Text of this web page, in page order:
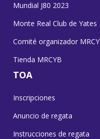
Mundial J80 2023
Monte Real Club de Yates
Comité organizador
Tienda MRCYB
TOA
Inscripciones
Anuncio de regata
Instrucciones de regata